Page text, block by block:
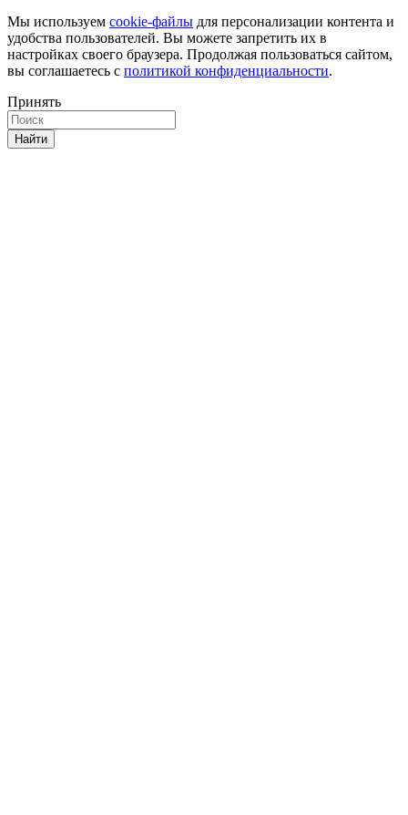
Мы используем cookie-файлы для персонализации контента и
удобства пользователей. Вы можете запретить их в
настройках своего браузера. Продолжая пользоваться сайтом,
вы соглашаетесь с политикой конфиденциальности.
Принять
Найти